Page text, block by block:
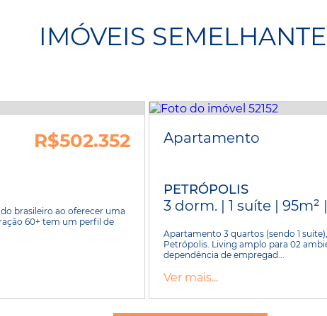
IMÓVEIS
R$502.352
brasileiro ao oferecer uma
60+ tem um perfil de
Apartamento
PETRÓPOLIS
3 dorm. | 1 suíte | 95m²
Apartamento 3 quartos (sendo 1
Petrópolis. Living amplo para 02
dependência de empregad...
Ver mais...